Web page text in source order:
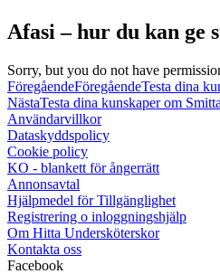
Afasi – hur du kan ge
Sorry, but you do not have
FöregåendeFöregåendeTesta dina
NästaTesta dina kunskaper om
Användarvillkor
Dataskyddspolicy
Cookie policy
KO - blankett för ångerrätt
Annonsavtal
Hjälpmedel för Tillgänglighet
Registrering o inloggningshjälp
Om Hitta Undersköterskor
Kontakta oss
Facebook